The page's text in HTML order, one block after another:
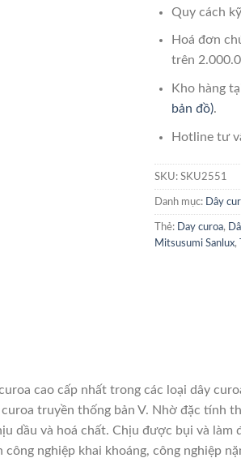
Quy cách
Hoá đơn
trên
Kho hàng
bản đồ).
Hotline tư
SKU: SKU2551
Danh mục: Dây
Thẻ: Day curoa,
Mitsusumi Sanlux,
cao cấp nhất trong các loại dây
truyền thống bản V. Nhờ đặc tính
dầu và hoá chất. Chịu được bụi và
nghiệp khai khoáng, công nghiệp